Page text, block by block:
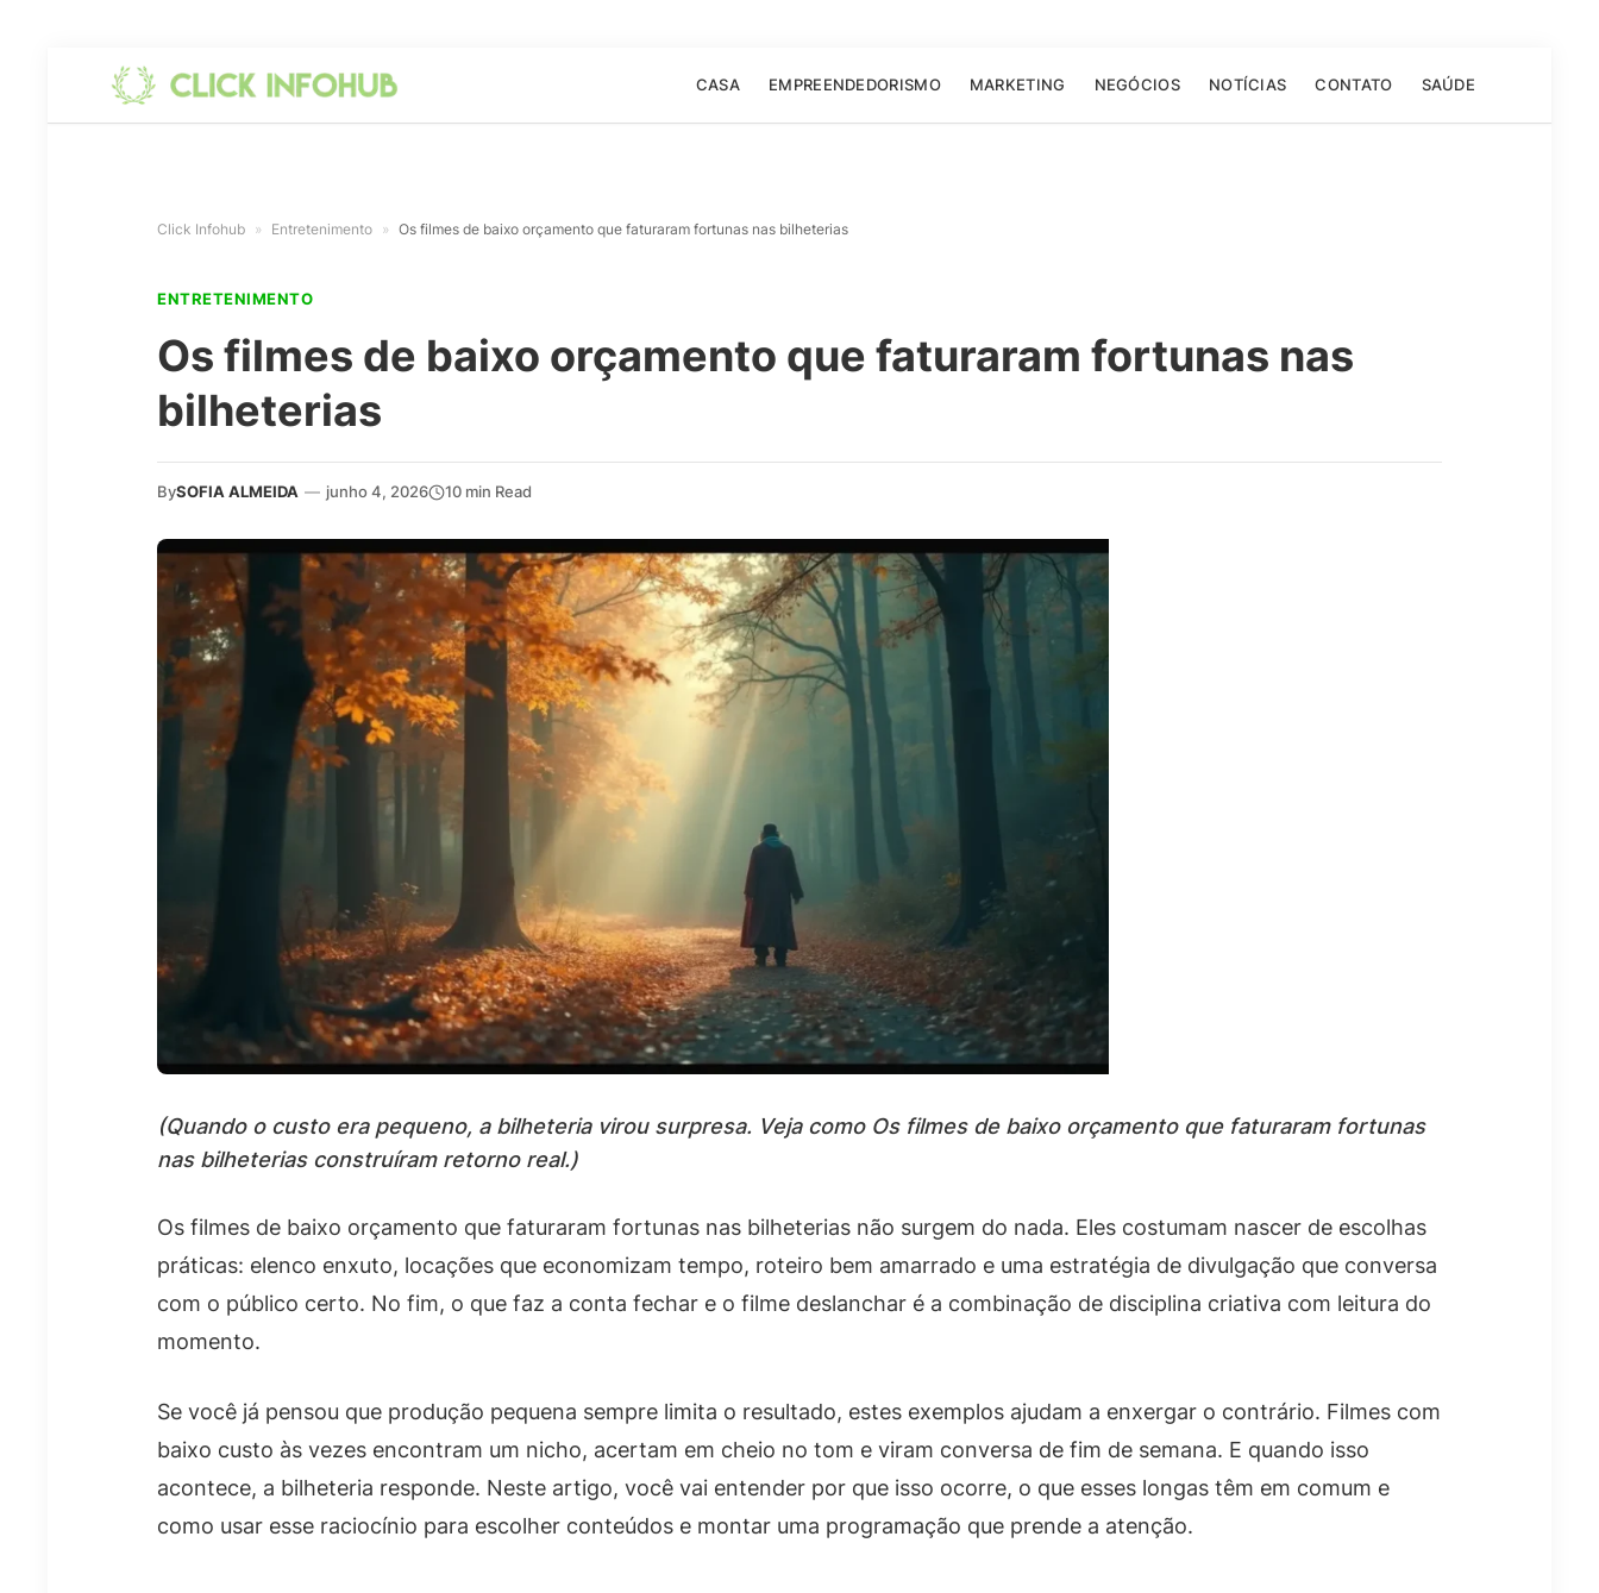
CASA EMPREENDEDORISMO MARKETING NEGÓCIOS NOTÍCIAS CONTATO SAÚDE
Click Infohub » Entretenimento » Os filmes de baixo orçamento que faturaram fortunas nas bilheterias
ENTRETENIMENTO
Os filmes de baixo orçamento que faturaram fortunas nas
bilheterias
BySOFIA ALMEIDA — junho 4, 2026 10 min Read
(Quando o custo era pequeno, a bilheteria virou surpresa. Veja como Os filmes de baixo orçamento que faturaram fortunas
nas bilheterias construíram retorno real.)
Os filmes de baixo orçamento que faturaram fortunas nas bilheterias não surgem do nada. Eles costumam nascer de escolhas
práticas: elenco enxuto, locações que economizam tempo, roteiro bem amarrado e uma estratégia de divulgação que conversa
com o público certo. No fim, o que faz a conta fechar e o filme deslanchar é a combinação de disciplina criativa com leitura do
momento.
Se você já pensou que produção pequena sempre limita o resultado, estes exemplos ajudam a enxergar o contrário. Filmes com
baixo custo às vezes encontram um nicho, acertam em cheio no tom e viram conversa de fim de semana. E quando isso
acontece, a bilheteria responde. Neste artigo, você vai entender por que isso ocorre, o que esses longas têm em comum e
como usar esse raciocínio para escolher conteúdos e montar uma programação que prende a atenção.